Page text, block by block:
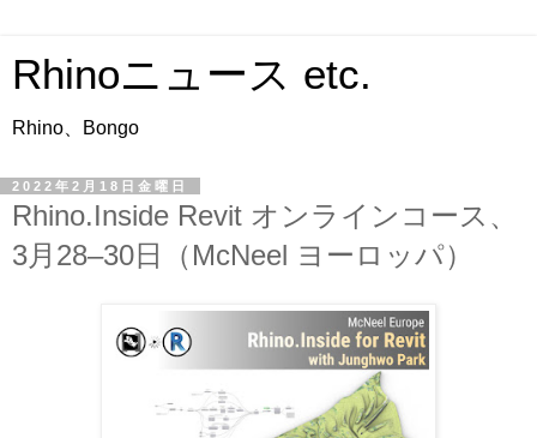
Rhinoニュース etc.
Rhino、Bongo
2022年2月18日金曜日
Rhino.Inside Revit オンラインコース、
3月28–30日（McNeel ヨーロッパ）